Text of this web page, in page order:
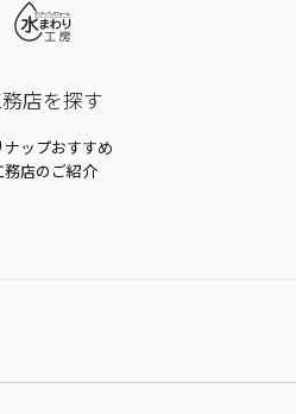
店を探す
ナップおすすめ
務店のご紹介